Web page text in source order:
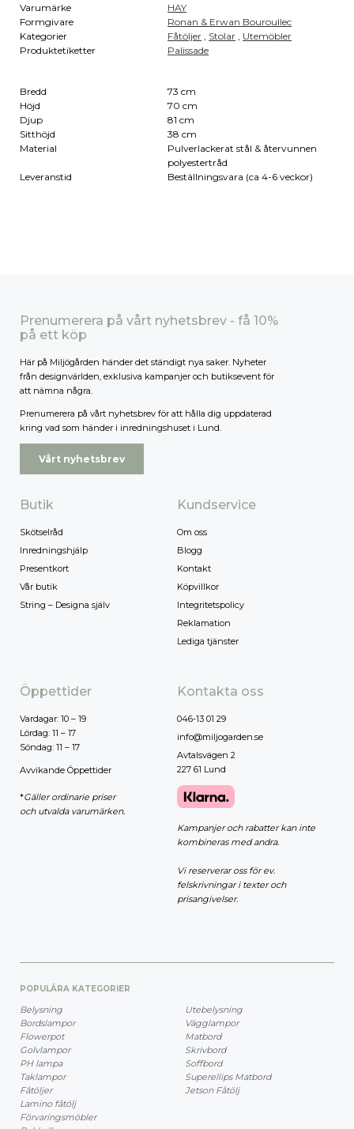
Varumärke
HAY
Formgivare
Ronan & Erwan Bouroullec
Kategorier
Fåtöljer Stolar
Utemöbler
Produktetiketter
Palissade
Bredd
73 cm
Höjd
70 cm
Djup
81 cm
Sitthöjd
38 cm
Material
Pulverlackerat stål & återvunnen
polyestertråd
Leveranstid
Beställningsvara (ca 4-6 veckor)
Prenumerera på vårt nyhetsbrev - få 10%
på ett köp
Här på Miljögården händer det ständigt nya saker. Nyheter
från designvärlden, exklusiva kampanjer och butiksevent för
att nämna några.
Prenumerera på vårt nyhetsbrev för att hålla dig uppdaterad
kring vad som händer i inredningshuset i Lund.
Vårt nyhetsbrev
Butik
Skötselråd
Inredningshjälp
Presentkort
Vår butik
String – Designa själv
Kundservice
Om oss
Blogg
Kontakt
Köpvillkor
Integritetspolicy
Reklamation
Lediga tjänster
Öppettider
Vardagar: 10 – 19
Lördag: 11 – 17
Söndag: 11 – 17
Avvikande Öppettider
*Gäller ordinarie priser
och utvalda varumärken.
Kontakta oss
046-13 01 29
info@miljogarden.se
Avtalsvägen 2
227 61 Lund
Kampanjer och rabatter kan inte
kombineras med andra.
Vi reserverar oss för ev.
felskrivningar i texter och
prisangivelser.
POPULÄRA KATEGORIER
Belysning
Bordslampor
Flowerpot
Golvlampor
PH lampa
Taklampor
Fåtöljer
Lamino fåtölj
Förvaringsmöbler
Utebelysning
Vägglampor
Matbord
Skrivbord
Soffbord
Superellips Matbord
Jetson Fåtölj